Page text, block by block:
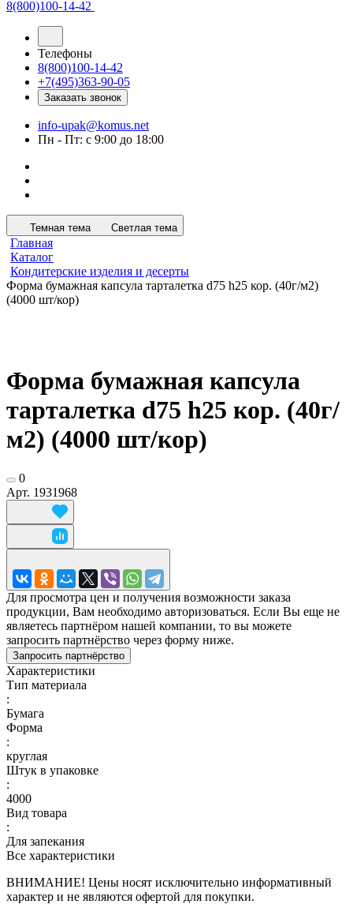
8(800)100-14-42
Телефоны
8(800)100-14-42
+7(495)363-90-05
Заказать звонок
info-upak@komus.net
Пн - Пт: с 9:00 до 18:00
Темная тема Светлая тема
Главная
Каталог
Кондитерские изделия и десерты
Форма бумажная капсула тарталетка d75 h25 кор. (40г/м2)
(4000 шт/кор)
Форма бумажная капсула
тарталетка d75 h25 кор. (40г/
м2) (4000 шт/кор)
0
Арт. 1931968
Для просмотра цен и получения возможности заказа
продукции, Вам необходимо авторизоваться. Если Вы еще не
являетесь партнёром нашей компании, то вы можете
запросить партнёрство через форму ниже.
Запросить партнёрство
Характеристики
Тип материала
:
Бумага
Форма
:
круглая
Штук в упаковке
:
4000
Вид товара
:
Для запекания
Все характеристики
ВНИМАНИЕ! Цены носят исключительно информативный
характер и не являются офертой для покупки.